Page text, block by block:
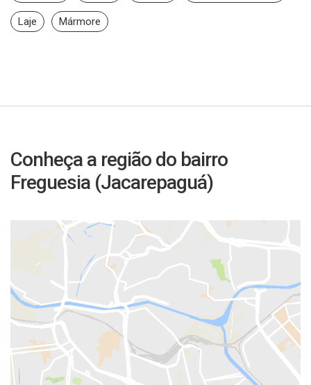
Laje Mármore
Conheça a região do bairro
Freguesia (Jacarepaguá)